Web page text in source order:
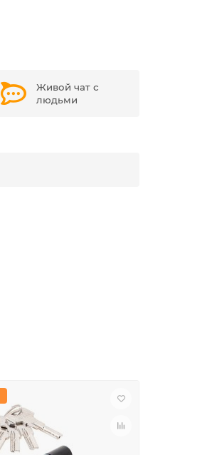
Живой чат с
людьми